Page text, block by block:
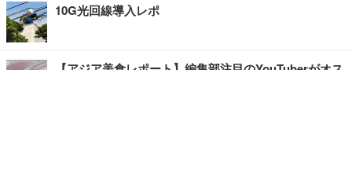
10G光回線導入レポ
【アジア美食レポート】編集部注目のYouTuberがオス